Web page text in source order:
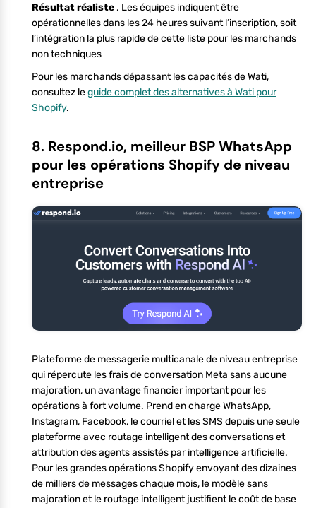
Résultat réaliste . Les équipes indiquent être
opérationnelles dans les 24 heures suivant l’inscription, soit
l’intégration la plus rapide de cette liste pour les marchands
non techniques
Pour les marchands dépassant les capacités de Wati,
consultez leguide complet des alternatives à Wati pour
Shopify.
8. Respond.io, meilleur BSP WhatsApp
pour les opérations Shopify de niveau
entreprise
Plateforme de messagerie multicanale de niveau entreprise
qui répercute les frais de conversation Meta sans aucune
majoration, un avantage financier important pour les
opérations à fort volume. Prend en charge WhatsApp,
Instagram, Facebook, le courriel et les SMS depuis une seule
plateforme avec routage intelligent des conversations et
attribution des agents assistés par intelligence artificielle.
Pour les grandes opérations Shopify envoyant des dizaines
de milliers de messages chaque mois, le modèle sans
majoration et le routage intelligent justifient le coût de base